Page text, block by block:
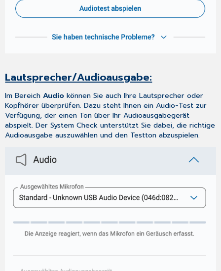
Lautsprecher/Audioausgabe:
Im BereichAudio können Sie auch Ihre Lautsprecher oder
Kopfhörer überprüfen. Dazu steht Ihnen ein Audio-Test zur
Verfügung, der einen Ton über Ihr Audioausgabegerät
abspielt. Der System Check unterstützt Sie dabei, die richtige
Audioausgabe auszuwählen und den Testton abzuspielen.